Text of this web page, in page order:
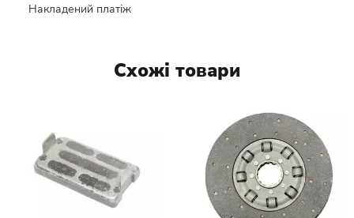
Накладений платіж
Схожі товари